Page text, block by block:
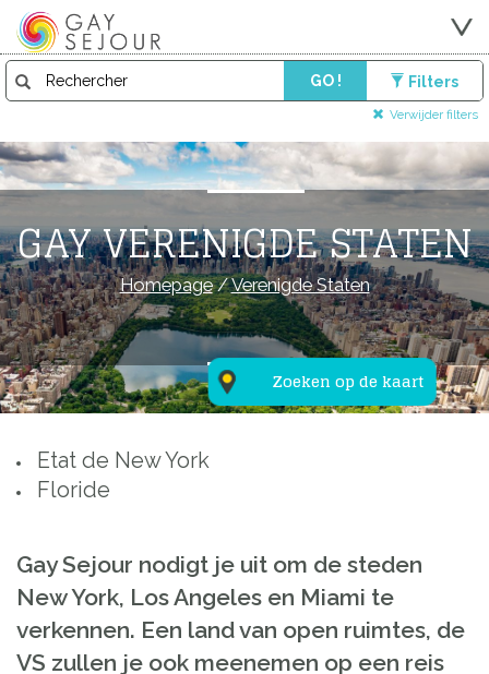
GO ! Filters
Verwijder filters
Zoeken op de kaart
GAY VERENIGDE STATEN
Homepage/Verenigde Staten
Etat de New York
Floride
Gay Sejour nodigt je uit om de steden
New York, Los Angeles en Miami te
verkennen. Een land van open ruimtes, de
VS zullen je ook meenemen op een reis